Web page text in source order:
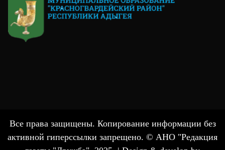
Все права защищены. Копирование информации без
активной гиперссылки запрещено. © АНО "Редакция